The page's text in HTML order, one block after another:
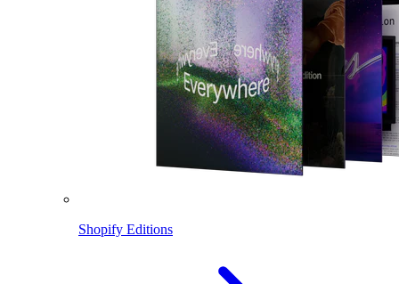
Shopify Editions